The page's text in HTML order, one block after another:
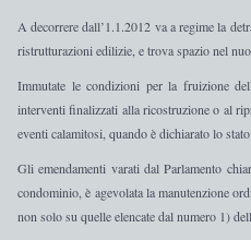
A decorreredall’1.1.2012 vaa regime la
ristrutturazioni edilizie , e trova spazio nel
Immutate le condizioni per la fruizione
interventi finalizzati alla ricostruzione o al
eventi calamitosi, quando è dichiarato lo
Gli emendamenti varati dal Parlamento
condominio, è agevolata la manutenzione
non solo su quelle elencate dal numero 1)